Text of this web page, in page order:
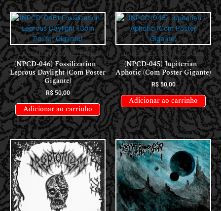
LANÇAMENTOS // RELEASES
(NPCD-046) Fossilization –
Leprous Daylight (Com Poster
Gigante)
R$50,00
Adicionar ao carrinho
LANÇAMENTOS // RELEASES
(NPCD-045) Jupiterian –
Aphotic (Com Poster Gigante)
R$50,00
Adicionar ao carrinho